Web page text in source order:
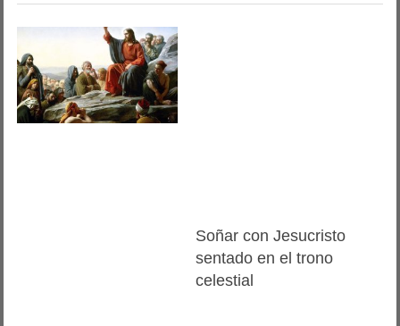
Soñar con Jesucristo
sentado en el trono
celestial